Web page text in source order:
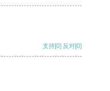
支持[0] 反对[0]